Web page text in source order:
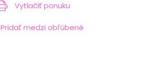
Vytlačiť ponuku
Pridať medzi obľúbené